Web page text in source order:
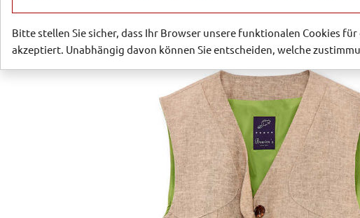
Bitte stellen Sie sicher, dass Ihr Browser unsere funktionalen Cookies
akzeptiert. Unabhängig davon können Sie entscheiden, welche